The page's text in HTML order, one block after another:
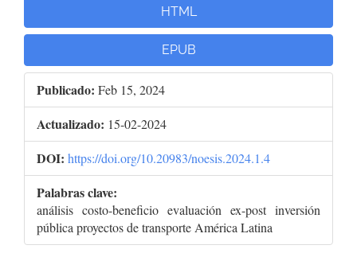
HTML
EPUB
Publicado: Feb 15, 2024
Actualizado: 15-02-2024
DOI: https://doi.org/10.20983/noesis.2024.1.4
Palabras clave:
análisis costo-beneficio evaluación ex-post inversión
pública proyectos de transporte América Latina